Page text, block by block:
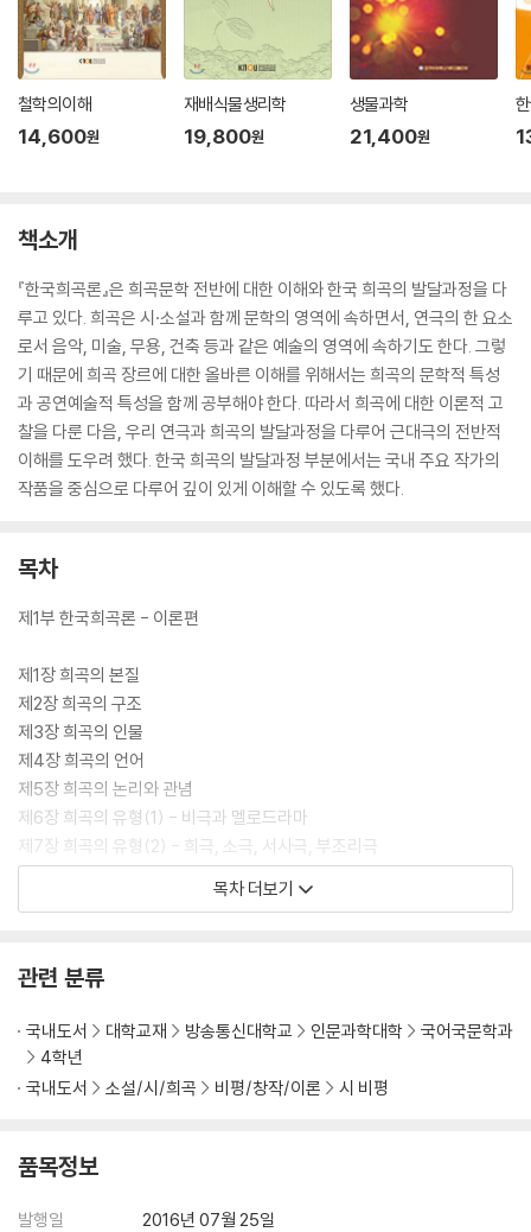
철학의이해
14,600원
재배식물생리학
19,800원
생물과학
21,400원
책소개
『한국희곡론』은 희곡문학 전반에 대한 이해와 한국 희곡의 발달과정을 다
루고 있다. 희곡은 시·소설과 함께 문학의 영역에 속하면서, 연극의 한 요소
로서 음악, 미술, 무용, 건축 등과 같은 예술의 영역에 속하기도 한다. 그렇
기 때문에 희곡 장르에 대한 올바른 이해를 위해서는 희곡의 문학적 특성
과 공연예술적 특성을 함께 공부해야 한다. 따라서 희곡에 대한 이론적 고
찰을 다룬 다음, 우리 연극과 희곡의 발달과정을 다루어 근대극의 전반적
이해를 도우려 했다. 한국 희곡의 발달과정 부분에서는 국내 주요 작가의
작품을 중심으로 다루어 깊이 있게 이해할 수 있도록 했다.
목차
제1부 한국희곡론 - 이론편
제1장 희곡의 본질
제2장 희곡의 구조
제3장 희곡의 인물
제4장 희곡의 언어
제5장 희곡의 논리와 관념
제6장 희곡의 유형(1) - 비극과 멜로드라마
제7장 희곡의 유형(2) - 희극, 소극, 서사극, 부조리극
제8장 근대 이전의 연극과 희곡
제10장 1920년대 근대극의 진입 - 김우진론
제11장 1930년대 근대극의 개화 1 - 송영론
제12장 1930년대 근대극의 개화 2 - 유치진론
제14장 근대극과 전통의 수용 - 오영진론
목차 더보기
관련 분류
국내도서 대학교재 방송통신대학교 인문과학대학
국어국문학과
4학년
국내도서
소설/시/희곡 비평/창작/이론 시 비평
품목정보
발행일
2016년 07월 25일